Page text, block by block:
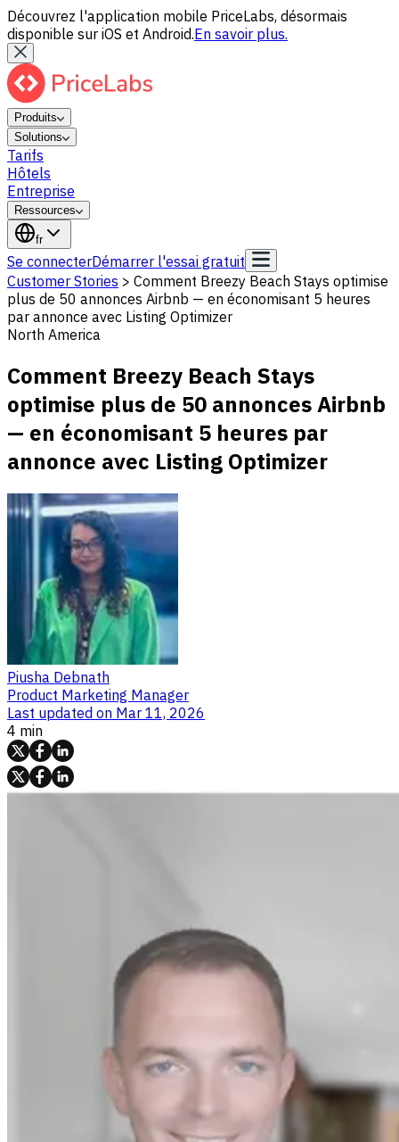
Découvrez l'application mobile PriceLabs, désormais
disponible sur iOS et Android.En savoir plus.
Produits
Solutions
Tarifs
Hôtels
Entreprise
Ressources
fr
Se connecterDémarrer l'essai gratuit
Customer Stories > Comment Breezy Beach Stays optimise
plus de 50 annonces Airbnb — en économisant 5 heures
par annonce avec Listing Optimizer
North America
Comment Breezy Beach Stays
optimise plus de 50 annonces Airbnb
— en économisant 5 heures par
annonce avec Listing Optimizer
Piusha Debnath
Product Marketing Manager
Last updated on Mar 11, 2026
4 min